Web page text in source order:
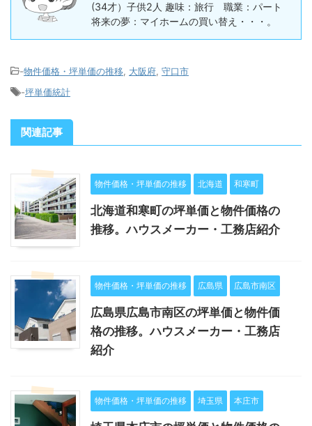
(34才）子供2人 趣味：旅行 職業：パート
将来の夢：マイホームの買い替え・・・。
-物件価格・坪単価の推移 大阪府 守口市
-坪単価統計
関連記事
物件価格・坪単価の推移 北海道 和寒町
北海道和寒町の坪単価と物件価格の
推移。ハウスメーカー・工務店紹介
物件価格・坪単価の推移 広島県 広島市南区
広島県広島市南区の坪単価と物件価
格の推移。ハウスメーカー・工務店
紹介
物件価格・坪単価の推移 埼玉県 本庄市